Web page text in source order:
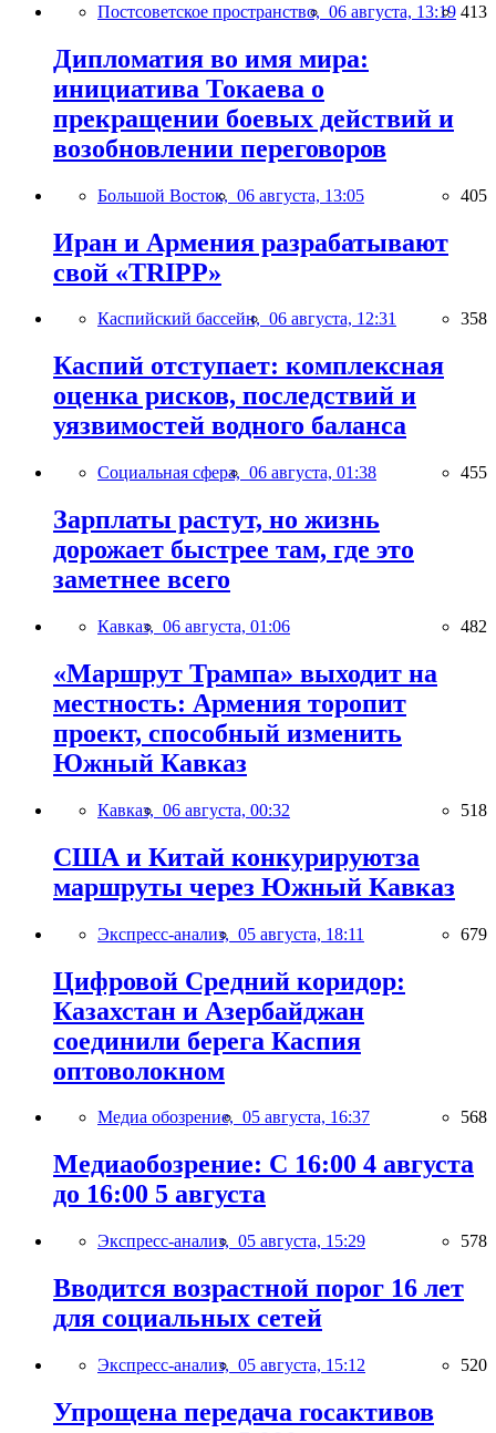
Постсоветское пространство, 06 августа, 13:19 413
Дипломатия во имя мира:
инициатива Токаева о
прекращении боевых действий и
возобновлении переговоров
Большой Восток, 06 августа, 13:05 405
Иран и Армения разрабатывают
свой «TRIPP»
Каспийский бассейн, 06 августа, 12:31 358
Каспий отступает: комплексная
оценка рисков, последствий и
уязвимостей водного баланса
Социальная сфера, 06 августа, 01:38 455
Зарплаты растут, но жизнь
дорожает быстрее там, где это
заметнее всего
Кавказ, 06 августа, 01:06 482
«Маршрут Трампа» выходит на
местность: Армения торопит
проект, способный изменить
Южный Кавказ
Кавказ, 06 августа, 00:32 518
США и Китай конкурируютза
маршруты через Южный Кавказ
Экспресс-анализ, 05 августа, 18:11 679
Цифровой Средний коридор:
Казахстан и Азербайджан
соединили берега Каспия
оптоволокном
Медиа обозрение, 05 августа, 16:37 568
Медиаобозрение: С 16:00 4 августа
до 16:00 5 августа
Экспресс-анализ, 05 августа, 15:29 578
Вводится возрастной порог 16 лет
для социальных сетей
Экспресс-анализ, 05 августа, 15:12 520
Упрощена передача госактивов